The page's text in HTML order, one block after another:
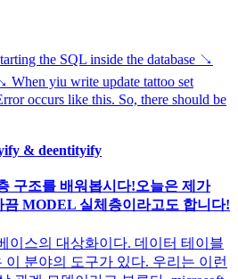
the SQL inside the database ↘️
yiu write update tattoo set
occurs like this. So, there should be
& deentityify
구조를 배워봅시다!오늘은 제가
MODEL 실체층이라고도 합니다!
이스의 대상화이다. 데이터 테이블
분야의 도구가 있다. 우리는 이런